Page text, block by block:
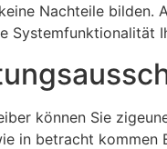
Nachteile bilden.
Systemfunktionalität
können Sie
in betracht